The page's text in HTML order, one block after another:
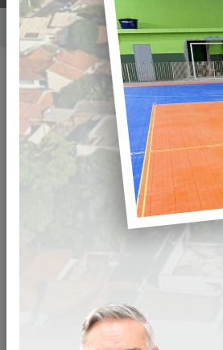
Home Notícias
Publicado em: 22/05/2026 19:00
Compartilhar WHATSAPP